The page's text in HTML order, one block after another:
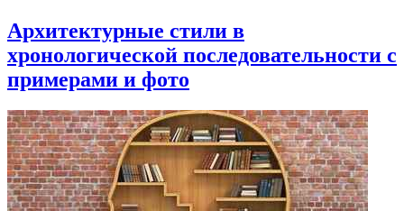
Архитектурные стили в
хронологической последовательности с
примерами и фото